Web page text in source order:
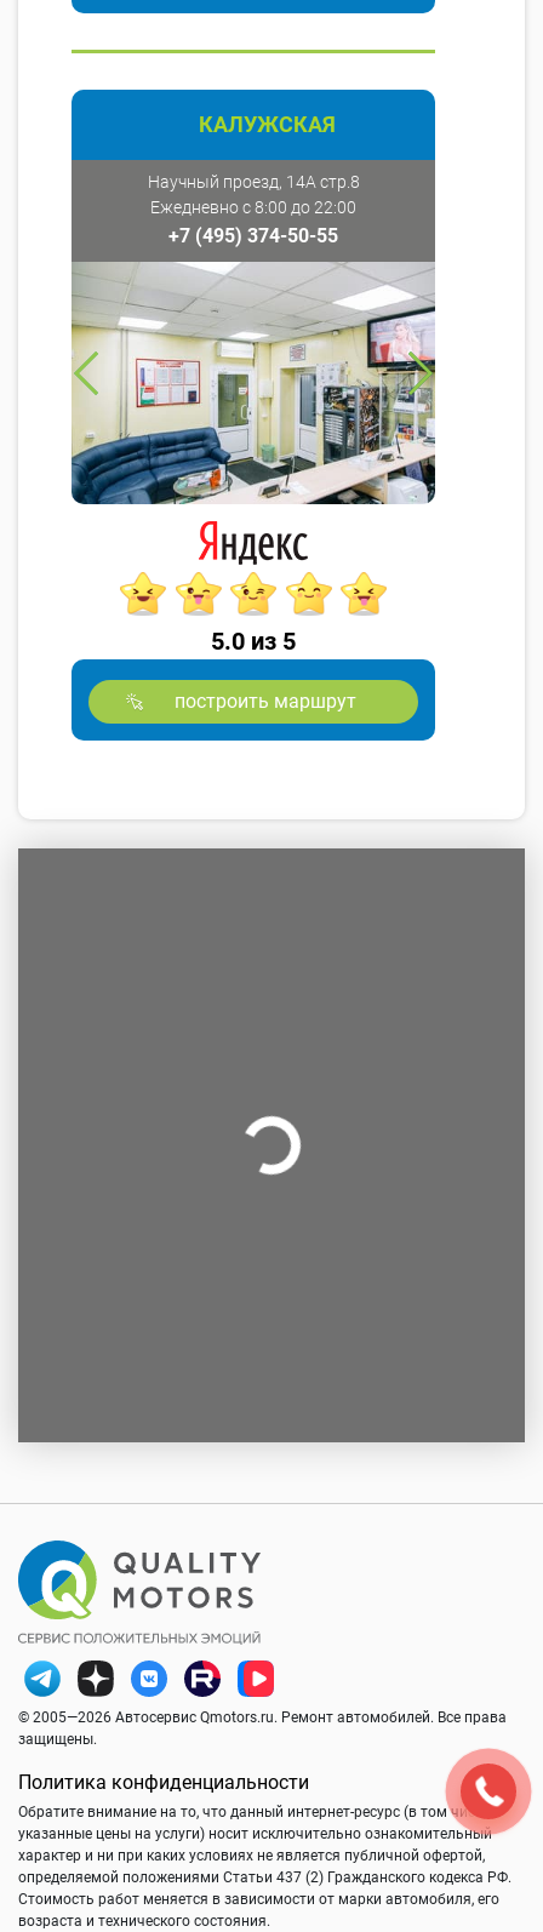
КАЛУЖСКАЯ
Научный проезд, 14А стр.8
Ежедневно с 8:00 до 22:00
+7 (495) 374-50-55
5.0 из 5
построить маршрут
© 2005—2026 Автосервис Qmotors.ru. Ремонт автомобилей. Все права
защищены.
Политика конфиденциальности
Обратите внимание на то, что данный интернет-ресурс (в том числе
указанные цены на услуги) носит исключительно ознакомительный
характер и ни при каких условиях не является публичной офертой,
определяемой положениями Статьи 437 (2) Гражданского кодекса РФ.
Стоимость работ меняется в зависимости от марки автомобиля, его
возраста и технического состояния.